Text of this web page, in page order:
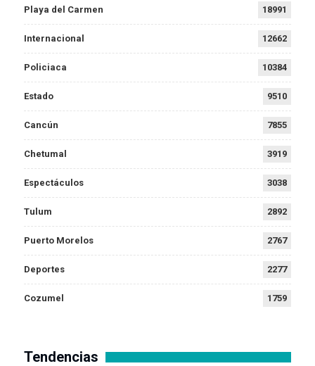
Playa del Carmen 18991
Internacional 12662
Policiaca 10384
Estado 9510
Cancún 7855
Chetumal 3919
Espectáculos 3038
Tulum 2892
Puerto Morelos 2767
Deportes 2277
Cozumel 1759
Tendencias